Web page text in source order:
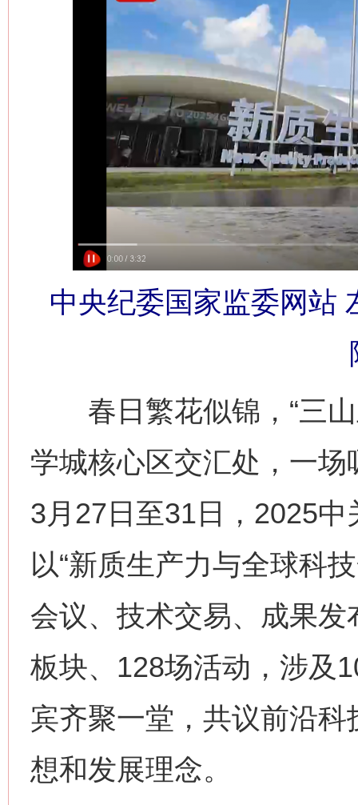
中央纪委国家监委网站
春日繁花似锦，“三山
学城核心区交汇处，一
3月27日至31日，2025
以“新质生产力与全球科
会议、技术交易、成果
板块、128场活动，涉及
宾齐聚一堂，共议前沿
想和发展理念。